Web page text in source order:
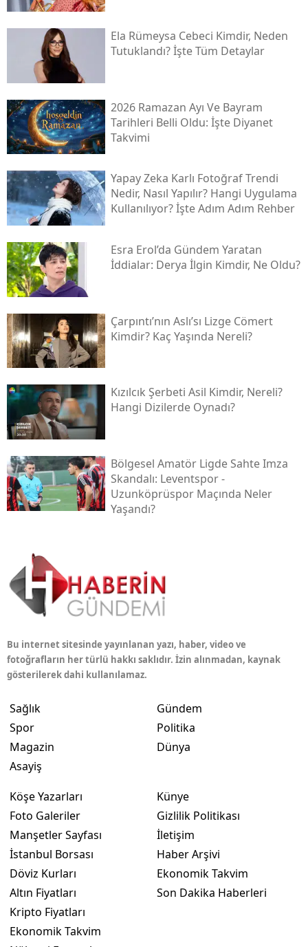
Ela Rümeysa Cebeci Kimdir, Neden
Tutuklandı? İşte Tüm Detaylar
2026 Ramazan Ayı Ve Bayram
Tarihleri Belli Oldu: İşte Diyanet
Takvimi
Yapay Zeka Karlı Fotoğraf Trendi
Nedir, Nasıl Yapılır? Hangi Uygulama
Kullanılıyor? İşte Adım Adım Rehber
Esra Erol’da Gündem Yaratan
İddialar: Derya İlgin Kimdir, Ne Oldu?
Çarpıntı’nın Aslı’sı Lizge Cömert
Kimdir? Kaç Yaşında Nereli?
Kızılcık Şerbeti Asil Kimdir, Nereli?
Hangi Dizilerde Oynadı?
Bölgesel Amatör Ligde Sahte Imza
Skandalı: Leventspor -
Uzunköprüspor Maçında Neler
Yaşandı?
Bu internet sitesinde yayınlanan yazı, haber, video ve
fotoğrafların her türlü hakkı saklıdır. İzin alınmadan, kaynak
gösterilerek dahi kullanılamaz.
Sağlık
Spor
Magazin
Asayiş
Gündem
Politika
Dünya
Köşe Yazarları
Foto Galeriler
Manşetler Sayfası
İstanbul Borsası
Döviz Kurları
Altın Fiyatları
Kripto Fiyatları
Ekonomik Takvim
Künye
Gizlilik Politikası
İletişim
Haber Arşivi
Ekonomik Takvim
Son Dakika Haberleri